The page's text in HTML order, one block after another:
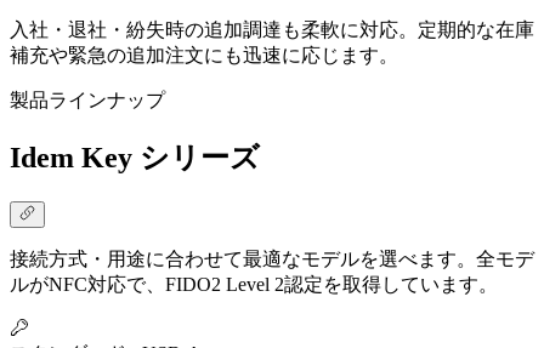
入社・退社・紛失時の追加調達も柔軟に対応。定期的な在庫
補充や緊急の追加注文にも迅速に応じます。
製品ラインナップ
Idem Key シリーズ
接続方式・用途に合わせて最適なモデルを選べます。全モデ
ルがNFC対応で、FIDO2 Level 2認定を取得しています。